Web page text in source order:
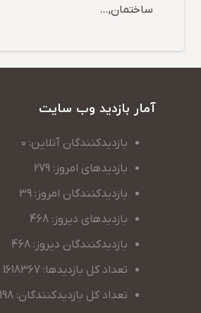
ساختمان,…
آمار بازدید وب سایت
بازدیدکنندگان آنلاین: 0
بازدیدهای امروز: 279
بازدیدکنندگان امروز: 39
بازدیدهای دیروز: 468
بازدیدکنندگان دیروز: 468
تعداد کل بازدیدها: 1618367
تعداد کل بازدیدکنندگان: 222198